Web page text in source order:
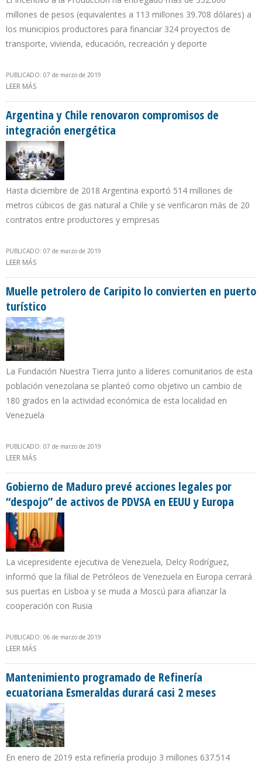
millones de pesos (equivalentes a 113 millones 39.708 dólares) a
los municipios productores para financiar 324 proyectos de
transporte, vivienda, educación, recreación y deporte
PUBLICADO: 07 de marzo de 2019
LEER MÁS
NÍQUEL EN COLOMBIA
Argentina y Chile renovaron compromisos de
integración energética
Hasta diciembre de 2018 Argentina exportó 514 millones de
metros cúbicos de gas natural a Chile y se verificaron más de 20
contratos entre productores y empresas
PUBLICADO: 07 de marzo de 2019
LEER MÁS
Muelle petrolero de Caripito lo convierten en puerto
turístico
La Fundación Nuestra Tierra junto a líderes comunitarios de esta
población venezolana se planteó como objetivo un cambio de
180 grados en la actividad económica de esta localidad en
Venezuela
PUBLICADO: 07 de marzo de 2019
LEER MÁS
Gobierno de Maduro prevé acciones legales por
“despojo” de activos de PDVSA en EEUU y Europa
La vicepresidente ejecutiva de Venezuela, Delcy Rodríguez,
informó que la filial de Petróleos de Venezuela en Europa cerrará
sus puertas en Lisboa y se muda a Moscú para afianzar la
cooperación con Rusia
PUBLICADO: 06 de marzo de 2019
LEER MÁS
Mantenimiento programado de Refinería
ecuatoriana Esmeraldas durará casi 2 meses
En enero de 2019 esta refinería produjo 3 millones 637.514